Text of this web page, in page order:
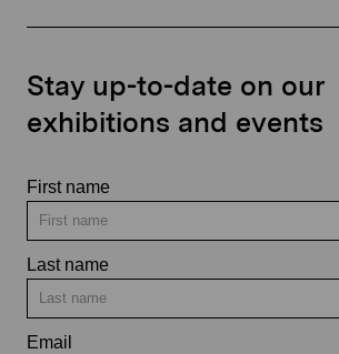
Stay up-to-date on our
exhibitions and events
First name
Last name
Email